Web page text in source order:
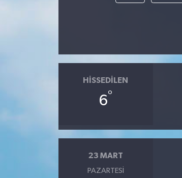
HISSEDILEN
6°
23 MART
PAZARTESI